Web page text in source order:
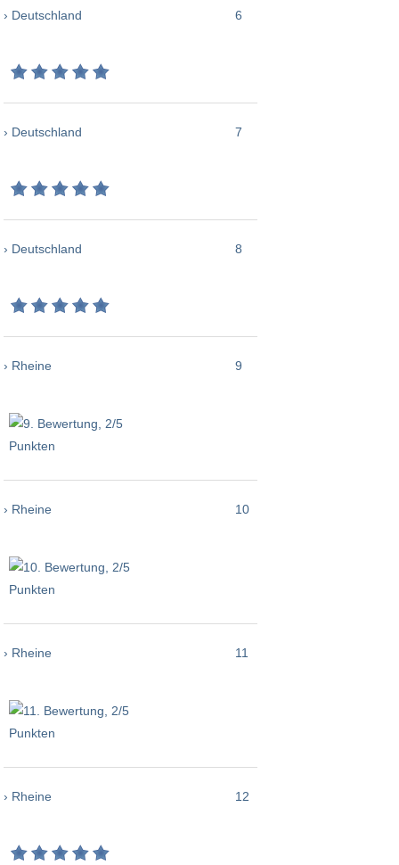
› Deutschland 6
› Deutschland 7
› Deutschland 8
› Rheine 9
› Rheine 10
› Rheine 11
› Rheine 12